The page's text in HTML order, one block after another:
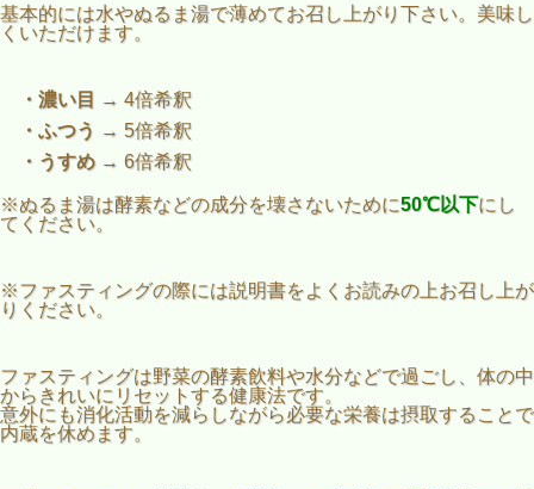
基本的には水やぬるま湯で薄めてお召し上がり下さい。美味し
くいただけます。
・濃い目
→ 4倍希釈
・ふつう → 5倍希釈
・うすめ→ 6倍希釈
※ぬるま湯は酵素などの成分を壊さないために50℃以下にし
てください。
※ファスティングの際には説明書をよくお読みの上お召し上が
りください。
ファスティングは野菜の酵素飲料や水分などで過ごし、体の中
からきれいにリセットする健康法です。
意外にも消化活動を減らしながら必要な栄養は摂取することで
内蔵を休めます。